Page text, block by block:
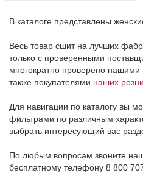
В каталоге представлены
Весь товар сшит на лучших
только с проверенными
многократно проверено нашими
также покупателями наших
Для навигации по каталогу вы
фильтрами по различным
выбрать интересующий вас
По любым вопросам звоните
бесплатному телефону 8 800